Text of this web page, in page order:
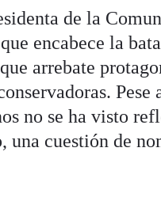
de la
encabece la
arrebate
no se ha visto
una cuestión de